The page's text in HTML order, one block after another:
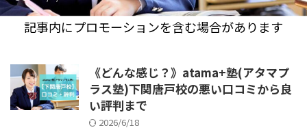
記事内にプロモーションを含む場合があります
《どんな感じ？》atama+塾(アタマプ
ラス塾)下関唐戸校の悪い口コミから良
い評判まで
2026/6/18